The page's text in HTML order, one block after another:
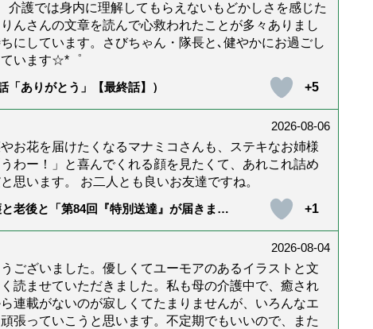
護では身内に理解してもらえないもどかしさを感じた
んさんの文章を読んで心救われたことが多々ありまし
にしています。さびちゃん・隊長と､健やかにお過ごし
ています☆*゜
ありがとう」【最終話】）
+5
2026-08-06
お花を届けたくなるマナミコさんも、ステキなお姉様
わー！」と喜んでくれる顔を見たくて、あれこれ詰め
思います。 お二人とも良いお友達ですね。
老後と「第84回『特別送達』が届きまし
+1
2026-08-04
ございました。優しくてユーモアのあるイラストと文
読ませていただきました。私も母の介護中で、癒され
連載がないのが寂しくてたまりませんが、いろんなエ
張っていこうと思います。不定期でもいいので、また